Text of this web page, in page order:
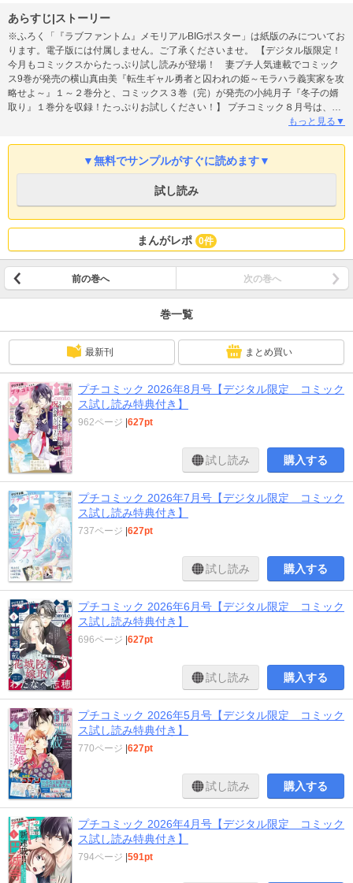
あらすじ|ストーリー
※ふろく「『ラブファントム』メモリアルBIGポスター」は紙版のみについてお
ります。電子版には付属しません。ご了承くださいませ。 【デジタル版限定！
今月もコミックスからたっぷり試し読みが登場！ 妻プチ人気連載でコミック
ス9巻が発売の横山真由美『転生ギャル勇者と囚われの姫～モラハラ義実家を攻
略せよ～』１～２巻分と、コミックス３巻（完）が発売の小純月子『冬子の婿
取り』１巻分を収録！たっぷりお試しください！】 プチコミック８月号は、新
連載からよみきり、人気連載万感の最終回まで…幅広いラインナップでお届け
人に嫁ぎたい』 運命の帝国浪漫ファンタジー、始動！！ 【最終回】 北川みゆ
き『どうしようもない僕とキスしよう アフターストーリー』 累計80万部突
よしこ『ほぼほぼ恋です。～ウチの生成AIが言うことには～』 プチコミック6
月号増刊にて大反響のよみきりがショート続編で登場！ 糸永名保美『次こそ甘
い初恋を』 次世代ルーキーが贈るフレッシュよみきり35P！ 【ラインナップ】
●娶ると幸福を呼ぶとされる奇跡の力を持つ若い女性「花の乙女」の家系に産ま
れながらも、無能のなずなは、帝都にて醜くもどこか惹かれる一人の男と出逢
い！？…表紙&巻頭カラー60P『３度捨てられた花嫁は呪いの軍人に嫁ぎたい』
川瀬あや ●『花城院家の嫁取り』わたなべ志穂 ●『輪廻婚~大正ロマン恋慕～』
如月ひいろ ●『100億婚』市原ゆうき ●『夜ノ井月彦の幸せな地獄』桜田雛
ーちゃんに背中を押されて出席した中学の同窓会で出会いが！？…ショートよ
みきり16P『ほぼほぼ恋です。～ウチの生成AIが言うことには～』藤原よしこ ●
突如、事務所に現れた超お得意様。彼の行動で、椿原事務所に、そして篁に、
とんでもない波瀾が訪れる！？…カラー36P『結婚しましょう、恋する前に』
宮園いづみ ●『シノダは甘えることにした。』平野夜子 他 ※『プチコミック』
デジタル版では、紙版と一部内容が異なる場合がございます。紙版の付録も含
まれません。ご了承下さいませ。
もっと見る▼
▼無料でサンプルがすぐに読めます▼
試し読み
まんがレポ 0件
前の巻へ 次の巻へ
巻一覧
最新刊 まとめ買い
プチコミック 2026年8月号【デジタル限定 コミック
ス試し読み特典付き】
962ページ 627pt
試し読み 購入する
プチコミック 2026年7月号【デジタル限定 コミック
ス試し読み特典付き】
737ページ 627pt
試し読み 購入する
プチコミック 2026年6月号【デジタル限定 コミック
ス試し読み特典付き】
696ページ 627pt
試し読み 購入する
プチコミック 2026年5月号【デジタル限定 コミック
ス試し読み特典付き】
770ページ 627pt
試し読み 購入する
プチコミック 2026年4月号【デジタル限定 コミック
ス試し読み特典付き】
794ページ 591pt